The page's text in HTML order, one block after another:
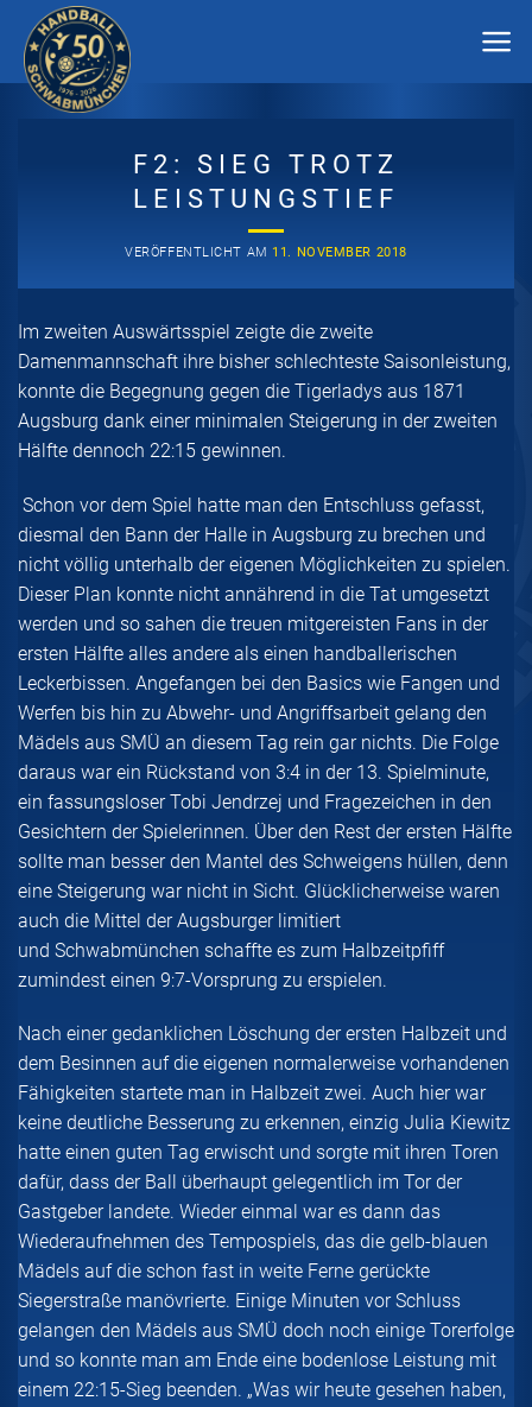
Inhalt
springen
F2: SIEG TROTZ
LEISTUNGSTIEF
VERÖFFENTLICHT AM 11. NOVEMBER 2018
Im zweiten Auswärtsspiel zeigte die zweite
Damenmannschaft ihre bisher schlechteste Saisonleistung,
konnte die Begegnung gegen die Tigerladys aus 1871
Augsburg dank einer minimalen Steigerung in der zweiten
Hälfte dennoch 22:15 gewinnen.
Schon vor dem Spiel hatte man den Entschluss gefasst,
diesmal den Bann der Halle in Augsburg zu brechen und
nicht völlig unterhalb der eigenen Möglichkeiten zu spielen.
Dieser Plan konnte nicht annährend in die Tat umgesetzt
werden und so sahen die treuen mitgereisten Fans in der
ersten Hälfte alles andere als einen handballerischen
Leckerbissen. Angefangen bei den Basics wie Fangen und
Werfen bis hin zu Abwehr- und Angriffsarbeit gelang den
Mädels aus SMÜ an diesem Tag rein gar nichts. Die Folge
daraus war ein Rückstand von 3:4 in der 13. Spielminute,
ein fassungsloser Tobi Jendrzej und Fragezeichen in den
Gesichtern der Spielerinnen. Über den Rest der ersten Hälfte
sollte man besser den Mantel des Schweigens hüllen, denn
eine Steigerung war nicht in Sicht. Glücklicherweise waren
auch die Mittel der Augsburger limitiert
und Schwabmünchen schaffte es zum Halbzeitpfiff
zumindest einen 9:7-Vorsprung zu erspielen.
Nach einer gedanklichen Löschung der ersten Halbzeit und
dem Besinnen auf die eigenen normalerweise vorhandenen
Fähigkeiten startete man in Halbzeit zwei. Auch hier war
keine deutliche Besserung zu erkennen, einzig Julia Kiewitz
hatte einen guten Tag erwischt und sorgte mit ihren Toren
dafür, dass der Ball überhaupt gelegentlich im Tor der
Gastgeber landete. Wieder einmal war es dann das
Wiederaufnehmen des Tempospiels, das die gelb-blauen
Mädels auf die schon fast in weite Ferne gerückte
Siegerstraße manövrierte. Einige Minuten vor Schluss
gelangen den Mädels aus SMÜ doch noch einige Torerfolge
und so konnte man am Ende eine bodenlose Leistung mit
einem 22:15-Sieg beenden. „Was wir heute gesehen haben,